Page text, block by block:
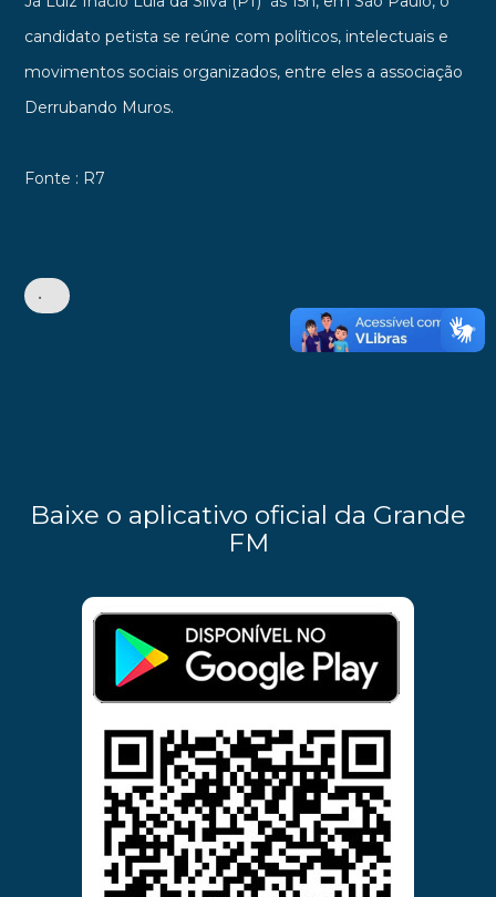
candidato petista se reúne com políticos, intelectuais e
movimentos sociais organizados, entre eles a associação
Derrubando Muros.
Fonte : R7
•
Baixe o aplicativo oficial da Grande
FM